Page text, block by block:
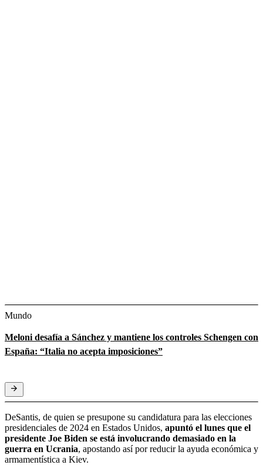
Mundo
Meloni desafía a Sánchez y mantiene los controles Schengen con
España: “Italia no acepta imposiciones”
DeSantis, de quien se presupone su candidatura para las elecciones
presidenciales de 2024 en Estados Unidos, apuntó el lunes que el
presidente Joe Biden se está involucrando demasiado en la
guerra en Ucrania, apostando así por reducir la ayuda económica y
armamentística a Kiev.